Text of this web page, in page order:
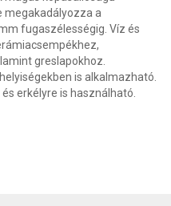
megakadályozza a
fugaszélességig. Víz és
greslapokhoz.
is alkalmazható.
erkélyre is használható.